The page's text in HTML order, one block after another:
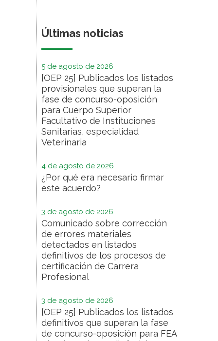
Últimas noticias
5 de agosto de 2026
[OEP 25] Publicados los listados
provisionales que superan la
fase de concurso-oposición
para Cuerpo Superior
Facultativo de Instituciones
Sanitarias, especialidad
Veterinaria
4 de agosto de 2026
¿Por qué era necesario firmar
este acuerdo?
3 de agosto de 2026
Comunicado sobre corrección
de errores materiales
detectados en listados
definitivos de los procesos de
certificación de Carrera
Profesional
3 de agosto de 2026
[OEP 25] Publicados los listados
definitivos que superan la fase
de concurso-oposición para FEA